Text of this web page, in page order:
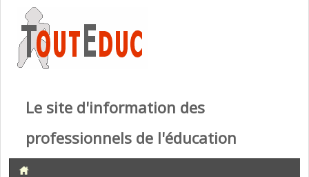
Le site d'information des
professionnels de l'éducation